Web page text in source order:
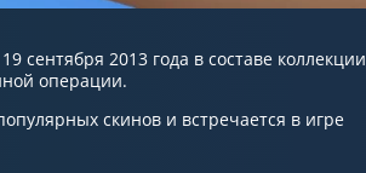
сентября 2013 года в составе коллекции
операции.
скинов и встречается в игре